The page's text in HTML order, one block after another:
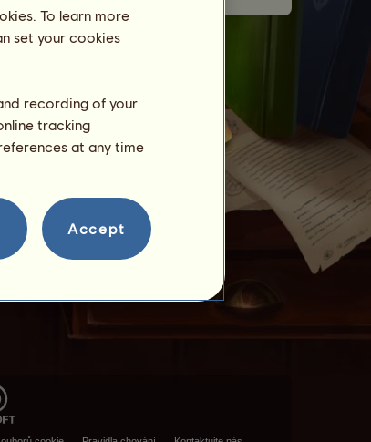
To learn more
set your cookies
recording of your
tracking
at any time
Accept